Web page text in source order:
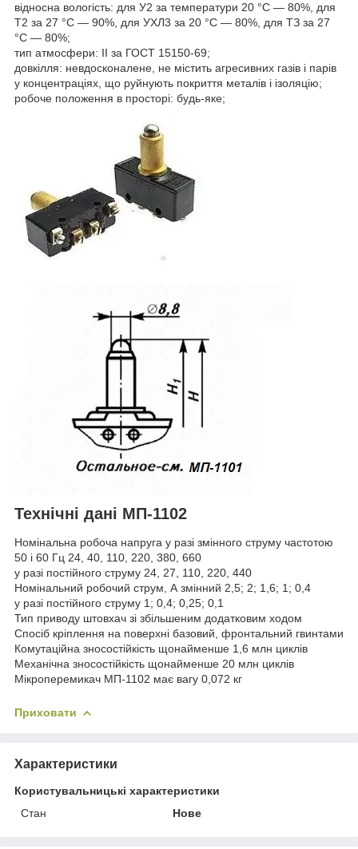
відносна вологість: для У2 за температури 20 °C — 80%, для
Т2 за 27 °C — 90%, для УХЛ3 за 20 °C — 80%, для ТЗ за 27
°C — 80%;
тип атмосфери: II за ГОСТ 15150-69;
довкілля: невдосконалене, не містить агресивних газів і парів
у концентраціях, що руйнують покриття металів і ізоляцію;
робоче положення в просторі: будь-яке;
Технічні дані МП-1102
Номінальна робоча напруга у разі змінного струму частотою
50 і 60 Гц 24, 40, 110, 220, 380, 660
у разі постійного струму 24, 27, 110, 220, 440
Номінальний робочий струм, А змінний 2,5; 2; 1,6; 1; 0,4
у разі постійного струму 1; 0,4; 0,25; 0,1
Тип приводу штовхач зі збільшеним додатковим ходом
Спосіб кріплення на поверхні базовий, фронтальний гвинтами
Комутаційна зносостійкість щонайменше 1,6 млн циклів
Механічна зносостійкість щонайменше 20 млн циклів
Мікроперемикач МП-1102 має вагу 0,072 кг
Приховати
Характеристики
Користувальницькі характеристики
Стан
Нове